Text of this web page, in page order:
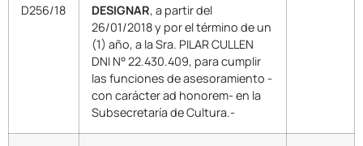
D256/18 DESIGNAR, a partir del
26/01/2018 y por el término de un
(1) año, a la Sra. PILAR CULLEN
DNI N° 22.430.409, para cumplir
las funciones de asesoramiento -
con carácter ad honorem- en la
Subsecretaría de Cultura.-